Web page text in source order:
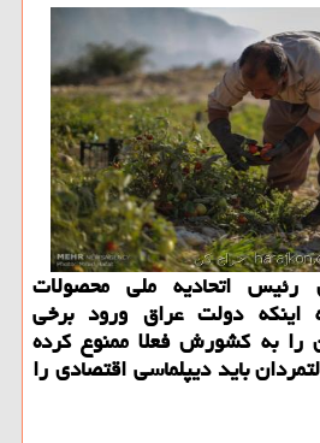
اتحادیه ملی محصولات
اینكه دولت عراق ورود برخی
را به كشورش فعلا ممنوع كرده
باید دیپلماسی اقتصادی را